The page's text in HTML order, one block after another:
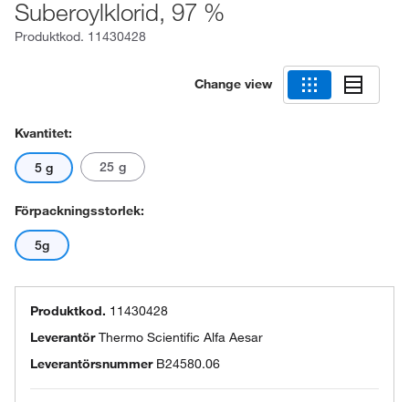
Suberoylklorid, 97 %
Produktkod. 11430428
Change view
Kvantitet:
5 g 25 g
Förpackningsstorlek:
5g
Produktkod. 11430428
LeverantörThermo Scientific Alfa Aesar
Leverantörsnummer B24580.06